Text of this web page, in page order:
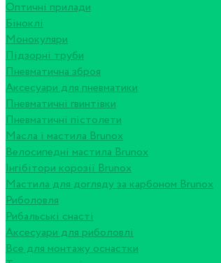
Оптичні прилади
Біноклі
Монокуляри
Підзорні труби
Пневматична зброя
Аксесуари для пневматики
Пневматичні гвинтівки
Пневматичні пістолети
Масла і мастила Brunox
Велосипедні мастила Brunox
Інгібітори корозії Brunox
Мастила для догляду за карбоном Brunox
Риболовля
Рибальські снасті
Аксесуари для риболовлі
Все для монтажу оснастки